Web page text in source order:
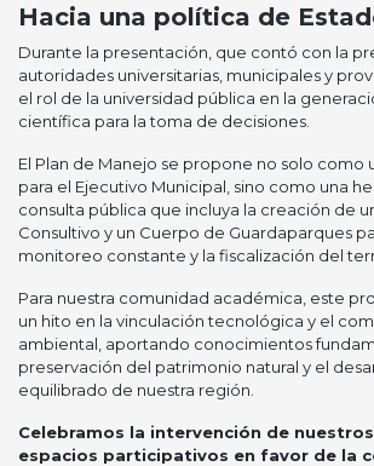
Hacia una política de
Durante la presentación, que contó con la
autoridades universitarias, municipales y
el rol de la universidad pública en la
científica para la toma de decisiones.
El Plan de Manejo se propone no solo como
para el Ejecutivo Municipal, sino como una
consulta pública que incluya la creación de
Consultivo y un Cuerpo de Guardaparques
monitoreo constante y la fiscalización del
Para nuestra comunidad académica, este
un hito en la vinculación tecnológica y el
ambiental, aportando conocimientos
preservación del patrimonio natural y el
equilibrado de nuestra región.
Celebramos la intervención de
espacios participativos en favor de la